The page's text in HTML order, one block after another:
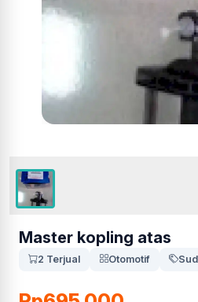
Master kopling atas
2 Terjual Otomotif